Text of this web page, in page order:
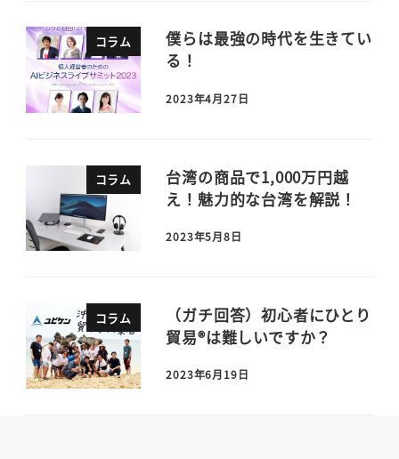
コラム
僕らは最強の時代を生きてい
る！
2023年4月27日
コラム
台湾の商品で1,000万円越
え！魅力的な台湾を解説！
2023年5月8日
コラム
（ガチ回答）初心者にひとり
貿易®は難しいですか？
2023年6月19日